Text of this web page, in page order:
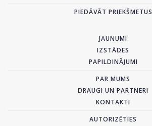
PIEDĀVĀT PRIEKŠMETUS
JAUNUMI
IZSTĀDES
PAPILDINĀJUMI
PAR MUMS
DRAUGI UN PARTNERI
KONTAKTI
AUTORIZĒTIES